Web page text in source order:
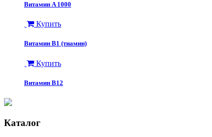
Витамин A 1000
Купить
Витамин B1 (тиамин)
Купить
Витамин B12
Каталог